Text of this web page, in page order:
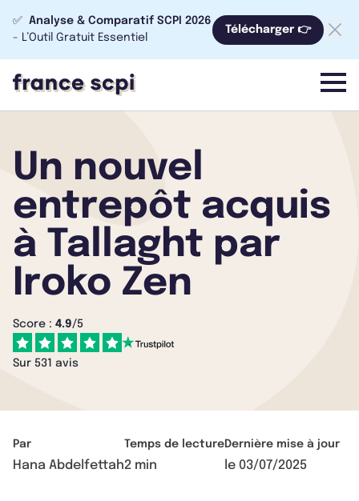
✅ Analyse & Comparatif SCPI 2026
- L’Outil Gratuit Essentiel
Télécharger 👉
menu
Un nouvel
entrepôt acquis
à Tallaght par
Iroko Zen
Score : 4.9/5
Sur 531 avis
Par
Hana Abdelfettah
Temps de lecture
2 min
Dernière mise à jour
le 03/07/2025